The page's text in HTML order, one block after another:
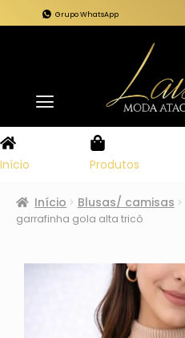
Grupo WhatsApp
Início Produtos
Início Blusas/ camisas
garrafinha gola alta tricô